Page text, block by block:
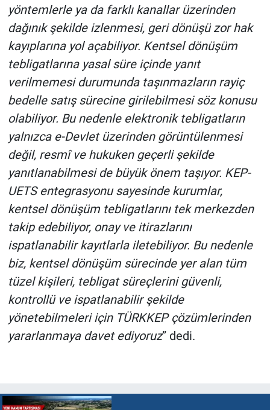
yöntemlerle ya da farklı kanallar üzerinden
dağınık şekilde izlenmesi, geri dönüşü zor hak
kayıplarına yol açabiliyor. Kentsel dönüşüm
tebligatlarına yasal süre içinde yanıt
verilmemesi durumunda taşınmazların rayiç
bedelle satış sürecine girilebilmesi söz konusu
olabiliyor. Bu nedenle elektronik tebligatların
yalnızca e-Devlet üzerinden görüntülenmesi
değil, resmî ve hukuken geçerli şekilde
yanıtlanabilmesi de büyük önem taşıyor. KEP-
UETS entegrasyonu sayesinde kurumlar,
kentsel dönüşüm tebligatlarını tek merkezden
takip edebiliyor, onay ve itirazlarını
ispatlanabilir kayıtlarla iletebiliyor. Bu nedenle
biz, kentsel dönüşüm sürecinde yer alan tüm
tüzel kişileri, tebligat süreçlerini güvenli,
kontrollü ve ispatlanabilir şekilde
yönetebilmeleri için TÜRKKEP çözümlerinden
yararlanmaya davet ediyoruz” dedi.